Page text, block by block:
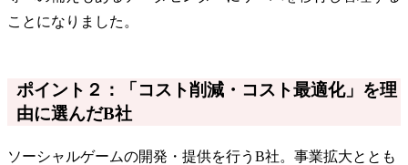
ことになりました。
ポイント２：「コスト削減・コスト最適化」を理
由に選んだB社
ソーシャルゲームの開発・提供を行うB社。事業拡大ととも